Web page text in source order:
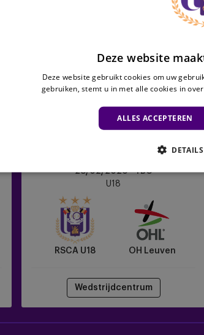
28/02/2026 - TBC
U18
RSCA U18 OH Leuven
Wedstrijdcentrum
Deze website
Deze website gebruikt cookies om uw
gebruiken, stemt u in met alle cookies in
ALLES ACCEPTEREN